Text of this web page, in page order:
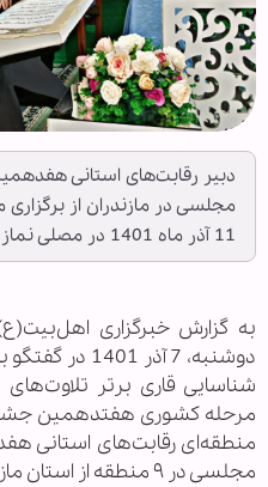
دبیر رقابت‌های استانی
مجلسی در مازندران از برگزاری
11 آذر ماه 1401 در مصلی نماز جمعه قائمشهر خبر داد.
به گزارش خبرگزاری
دوشنبه، 7 آذر
شناسایی قاری برتر
مرحله کشوری هفتدهمین
منطقه‌ای رقابت‌های استانی
مجلسی در ۹ منطقه از استان مازندران برگزار شد.